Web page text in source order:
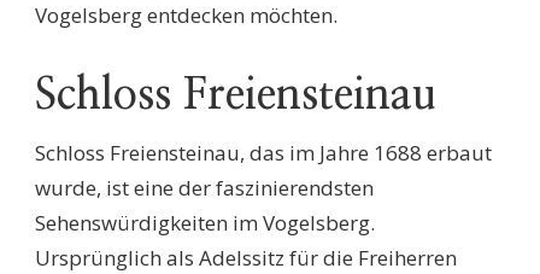
Vogelsberg entdecken möchten.
Schloss Freiensteinau
Schloss Freiensteinau, das im Jahre 1688 erbaut
wurde, ist eine der faszinierendsten
Sehenswürdigkeiten im Vogelsberg.
Ursprünglich als Adelssitz für die Freiherren